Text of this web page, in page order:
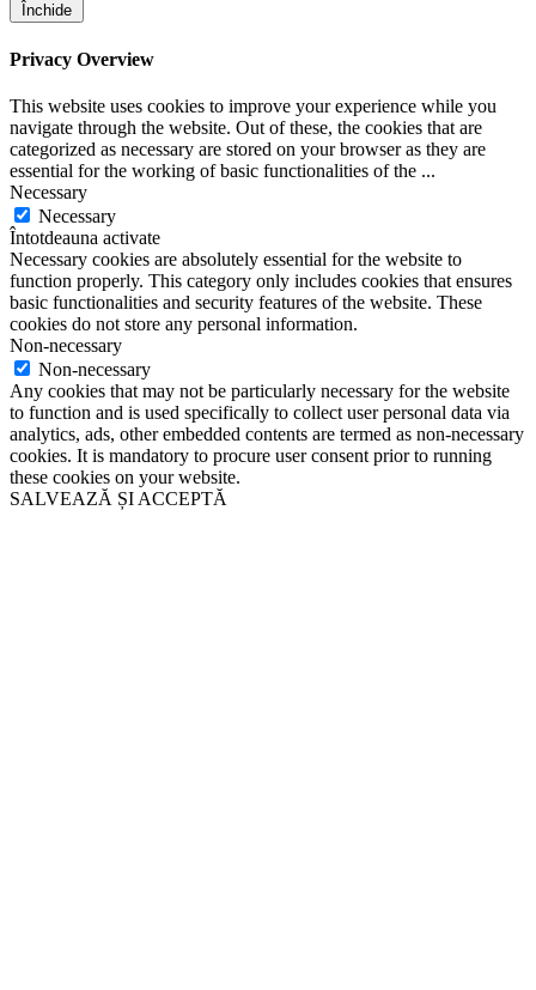
Închide
Privacy Overview
This website uses cookies to improve your experience while you
navigate through the website. Out of these, the cookies that are
categorized as necessary are stored on your browser as they are
essential for the working of basic functionalities of the ...
Necessary
Necessary
Întotdeauna activate
Necessary cookies are absolutely essential for the website to
function properly. This category only includes cookies that ensures
basic functionalities and security features of the website. These
cookies do not store any personal information.
Non-necessary
Non-necessary
Any cookies that may not be particularly necessary for the website
to function and is used specifically to collect user personal data via
analytics, ads, other embedded contents are termed as non-necessary
cookies. It is mandatory to procure user consent prior to running
these cookies on your website.
SALVEAZĂ ȘI ACCEPTĂ